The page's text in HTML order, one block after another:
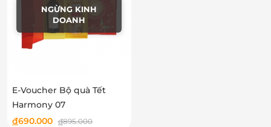
NGỪNG KINH
DOANH
E-Voucher Bộ quà Tết
Harmony 07
đ690.000 đ895.000